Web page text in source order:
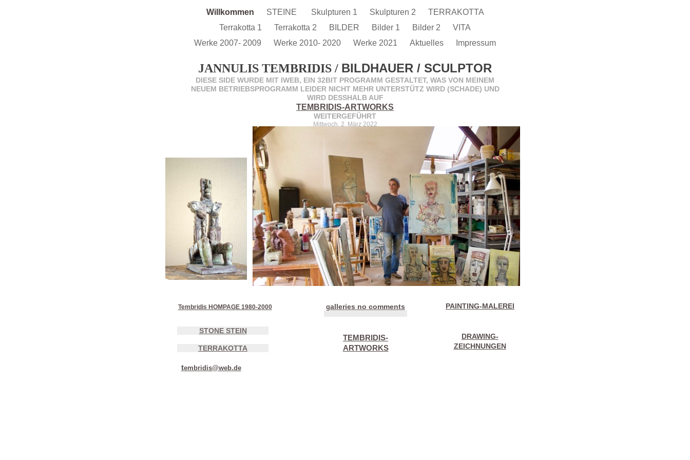
Willkommen STEINE Skulpturen 1 Skulpturen 2
TERRAKOTTA
Terrakotta 1
Terrakotta 2 BILDER Bilder 1 Bilder 2
VITA
Werke 2007- 2009
Werke 2010- 2020 Werke 2021 Aktuelles Impressum
galleries no comments
JANNULIS TEMBRIDIS / BILDHAUER / SCULPTOR
DIESE SIDE WURDE MIT IWEB, EIN 32BIT PROGRAMM GESTALTET, WAS VON MEINEM
NEUEM BETRIEBSPROGRAMM LEIDER NICHT MEHR UNTERSTÜTZ WIRD (SCHADE) UND
WIRD DESSHALB AUF
TEMBRIDIS-ARTWORKS
WEITERGEFÜHRT
Mittwoch, 2. März 2022
Tembridis HOMPAGE 1980-2000
tembridis@web.de
PAINTING-MALEREI
TERRAKOTTA
STONE STEIN
TEMBRIDIS-
ARTWORKS
DRAWING-
ZEICHNUNGEN